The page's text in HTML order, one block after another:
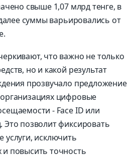
свыше 1,07 млрд тенге, в
суммы варьировались от
что важно не только
но и какой результат
прозвучало предложение
цифровые
- Face ID или
Это позволит фиксировать
услуги, исключить
повысить точность